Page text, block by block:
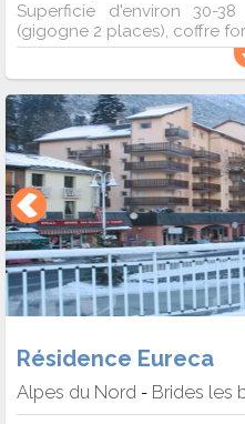
Superficie d'environ 30-
(gigogne 2 places), coffre
Résidence Eureca
Alpes du Nord - Brides les